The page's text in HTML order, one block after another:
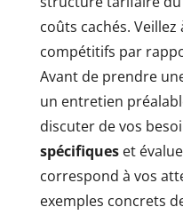
coûts cachés.
compétitifs par
Avant de prendre
un entretien
discuter de vos
spécifiqueset
correspond à vos
exemples concrets